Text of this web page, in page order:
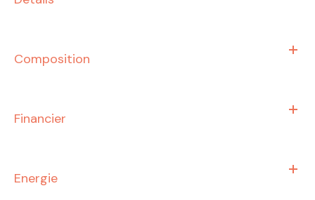
Composition
Financier
Energie